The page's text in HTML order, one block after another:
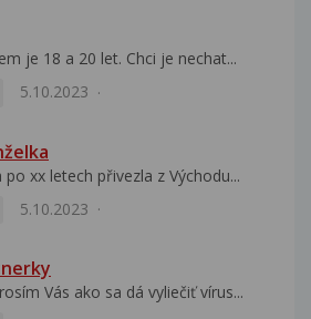
je 18 a 20 let. Chci je nechat...
5.10.2023
xx letech přivezla z Východu...
5.10.2023
Vás ako sa dá vyliečiť vírus...